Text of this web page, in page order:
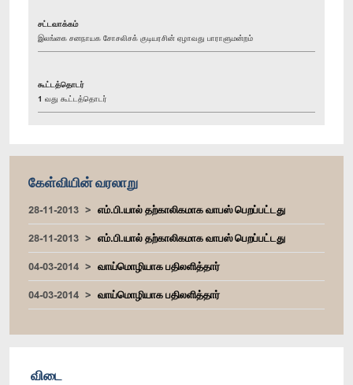
சட்டவாக்கம்
இலங்கை சனநாயக சோசலிசக் குடியரசின் ஏழாவது பாராளுமன்றம்
கூட்டத்தொடர்
1 வது கூட்டத்தொடர்
கேள்வியின் வரலாறு
28-11-2013
எம்.பி.யால் தற்காலிகமாக வாபஸ் பெறப்பட்டது
28-11-2013
எம்.பி.யால் தற்காலிகமாக வாபஸ் பெறப்பட்டது
04-03-2014
வாய்மொழியாக பதிலளித்தார்
04-03-2014
வாய்மொழியாக பதிலளித்தார்
விடை